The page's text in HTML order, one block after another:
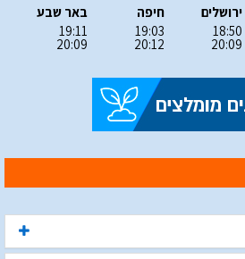
ירושלים
18:50
20:09
חיפה
19:03
20:12
באר שבע
19:11
20:09